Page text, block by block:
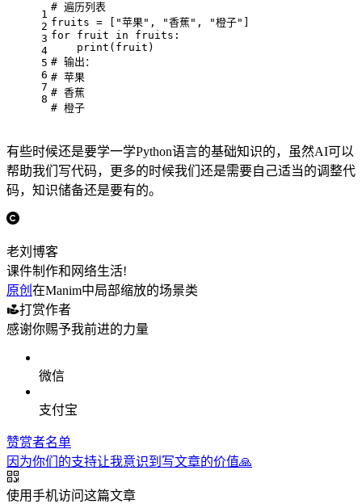
1
2
3
4
5
6
7
8
# 遍历列表
fruits = ["苹果", "香蕉", "橙子"]
for fruit in fruits:
    print(fruit)
# 输出：
# 苹果
# 香蕉
# 橙子
有些时候还是要学一学Python语言的基础知识的，虽然AI可以
帮助我们写代码，更多的时候我们还是需要自己适当的调整代
码，知识储备还是要有的。
老刘博客
课件制作和网络生活!
原创 在Manim中局部缩放的场景类
打赏作者
感谢你赐予我前进的力量
微信
支付宝
赞赏者名单
因为你们的支持让我意识到写文章的价值🙏
使用手机访问这篇文章